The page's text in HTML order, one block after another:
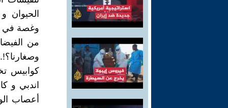
وغصة في
من
كوابيس
اندبي و
أعصاب